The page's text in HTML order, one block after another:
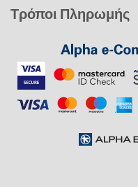
Τρόποι Πληρωμής